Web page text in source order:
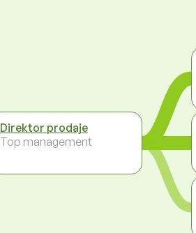
Direktor prodaje
Top management